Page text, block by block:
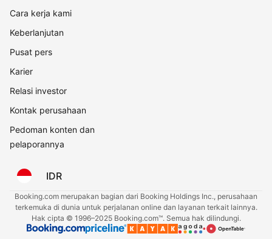
Cara kerja kami
Keberlanjutan
Pusat pers
Karier
Relasi investor
Kontak perusahaan
Pedoman konten dan
pelaporannya
IDR
Booking.com merupakan bagian dari Booking Holdings Inc., perusahaan
terkemuka di dunia untuk perjalanan online dan layanan terkait lainnya.
Hak cipta © 1996–2025 Booking.com™. Semua hak dilindungi.